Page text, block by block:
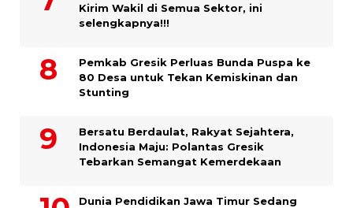
Kirim Wakil di Semua Sektor, ini
selengkapnya!!!
Pemkab Gresik Perluas Bunda Puspa ke
80 Desa untuk Tekan Kemiskinan dan
Stunting
Bersatu Berdaulat, Rakyat Sejahtera,
Indonesia Maju: Polantas Gresik
Tebarkan Semangat Kemerdekaan
Dunia Pendidikan Jawa Timur Sedang